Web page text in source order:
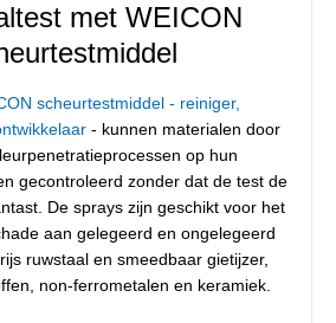
met WEICON
scheurtestmiddel - reiniger,
- kunnen materialen door
op hun
gecontroleerd zonder dat de test de
De sprays zijn geschikt voor het
aan gelegeerd en ongelegeerd
ruwstaal en smeedbaar gietijzer,
non-ferrometalen en keramiek.